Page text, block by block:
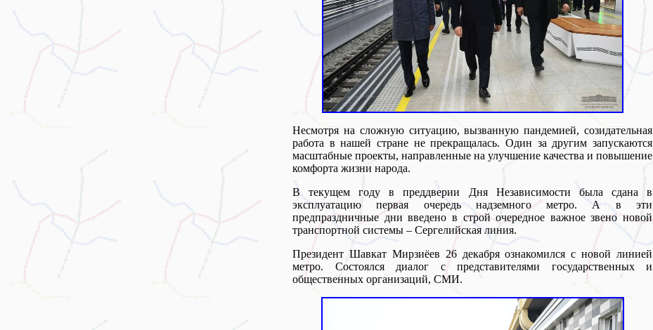
Несмотря на сложную ситуацию, вызванную пандемией, созидательная
работа в нашей стране не прекращалась. Один за другим запускаются
масштабные проекты, направленные на улучшение качества и повышение
комфорта жизни народа.
В текущем году в преддверии Дня Независимости была сдана в
эксплуатацию первая очередь надземного метро. А в эти
предпраздничные дни введено в строй очередное важное звено новой
транспортной системы – Сергелийская линия.
Президент Шавкат Мирзиёев 26 декабря ознакомился с новой линией
метро. Состоялся диалог с представителями государственных и
общественных организаций, СМИ.